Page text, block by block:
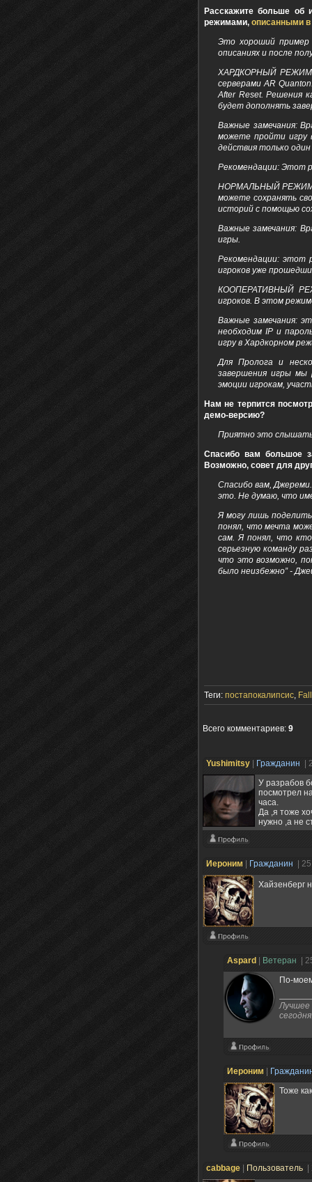
Расскажите больше
режимами, описанными в
Это хороший
описаниях и после
ХАРДКОРНЫЙ РЕЖИМ
серверами AR
After Reset. Решения
будет дополнять
Важные замечания:
можете пройти игру
действия только
Рекомендации: Этот
НОРМАЛЬНЫЙ РЕЖИМ
можете сохранять
историй с помощью
Важные замечания:
игры.
Рекомендации: этот
игроков уже
КООПЕРАТИВНЫЙ
игроков. В этом
Важные замечания:
необходим IP и
игру в Хардкорном
Для Пролога и
завершения игры мы
эмоции игрокам,
Нам не терпится
демо-версию?
Приятно это
Спасибо вам большое
Возможно, совет для
Спасибо вам,
это. Не думаю, что
Я могу лишь
понял, что мечта
сам. Я понял, что
серьезную команду
что это возможно,
было неизбежно” -
Теги: постапокалипсис,
Всего комментариев: 9
Yushimitsy Гражданин
|
У разрабов
посмотрел
часа.
Да ,я тоже
нужно ,а не
Иероним Гражданин |
Хайзенберг
Aspard Ветеран
|
По-
Лучшее
Иероним
Тоже
cabbage Пользователь